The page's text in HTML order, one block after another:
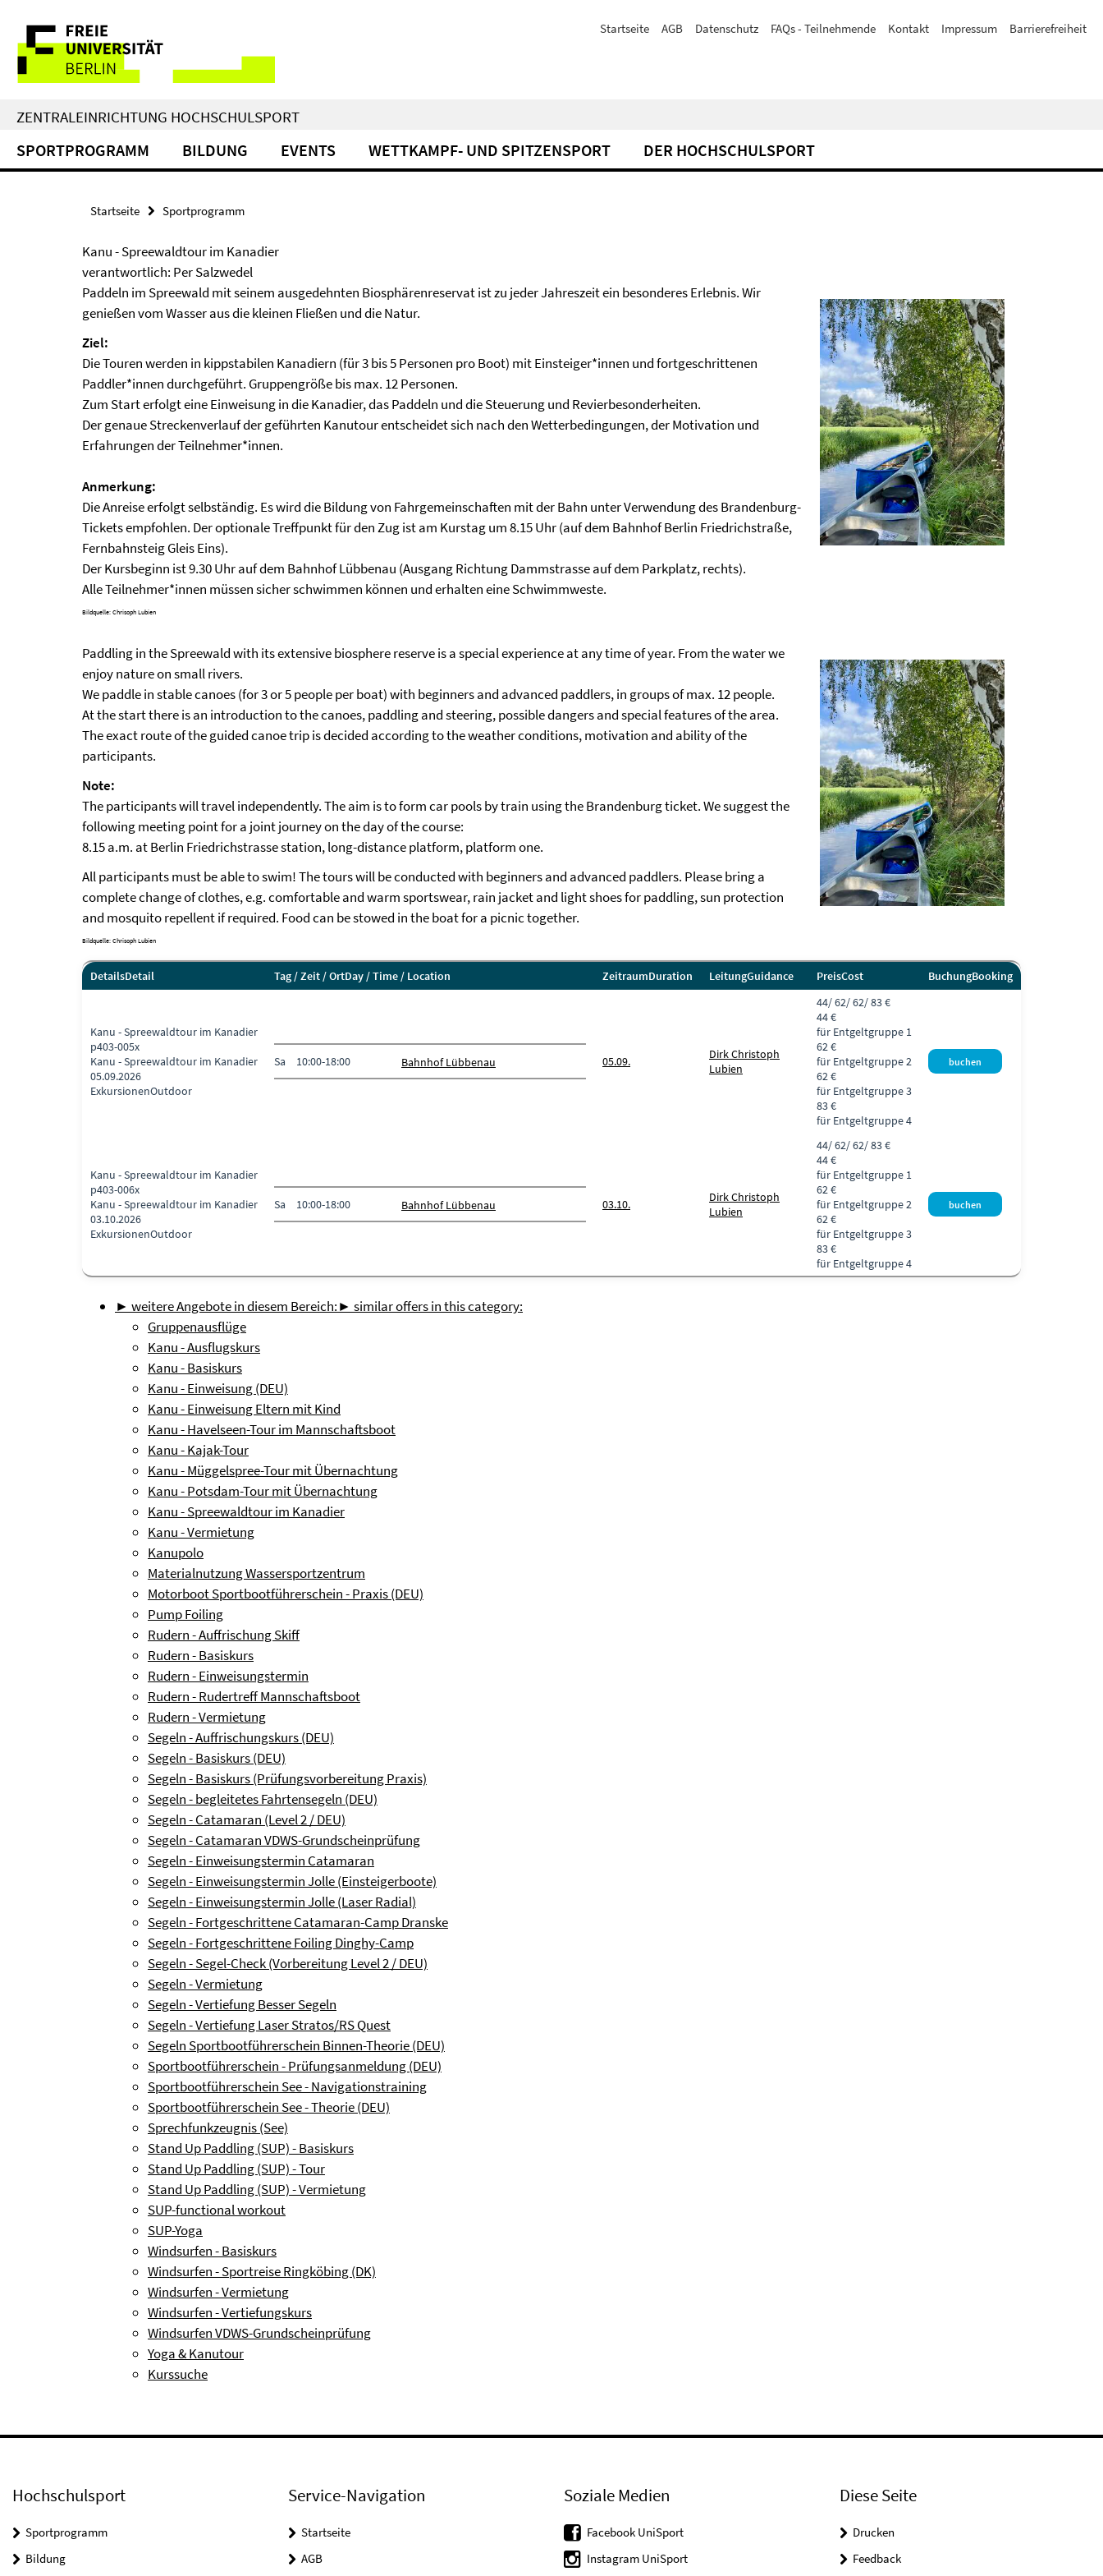
direkt
Inhalt
Service-
Navigation
Startseite AGB Datenschutz FAQs - Teilnehmende Kontakt Impressum Barrierefreiheit
ZENTRALEINRICHTUNG HOCHSCHULSPORT
SPORTPROGRAMM BILDUNG EVENTS WETTKAMPF- UND SPITZENSPORT DER HOCHSCHULSPORT
Startseite Sportprogramm
Kanu - Spreewaldtour im Kanadier
verantwortlich: Per Salzwedel
Paddeln im Spreewald mit seinem ausgedehnten Biosphärenreservat ist zu jeder Jahreszeit ein besonderes Erlebnis. Wir
genießen vom Wasser aus die kleinen Fließen und die Natur.
Ziel:
Die Touren werden in kippstabilen Kanadiern (für 3 bis 5 Personen pro Boot) mit Einsteiger*innen und fortgeschrittenen
Paddler*innen durchgeführt. Gruppengröße bis max. 12 Personen.
Zum Start erfolgt eine Einweisung in die Kanadier, das Paddeln und die Steuerung und Revierbesonderheiten.
Der genaue Streckenverlauf der geführten Kanutour entscheidet sich nach den Wetterbedingungen, der Motivation und
Erfahrungen der Teilnehmer*innen.
Anmerkung:
Die Anreise erfolgt selbständig. Es wird die Bildung von Fahrgemeinschaften mit der Bahn unter Verwendung des Brandenburg-
Tickets empfohlen. Der optionale Treffpunkt für den Zug ist am Kurstag um 8.15 Uhr (auf dem Bahnhof Berlin Friedrichstraße,
Fernbahnsteig Gleis Eins).
Der Kursbeginn ist 9.30 Uhr auf dem Bahnhof Lübbenau (Ausgang Richtung Dammstrasse auf dem Parkplatz, rechts).
Alle Teilnehmer*innen müssen sicher schwimmen können und erhalten eine Schwimmweste.
Bildquelle: Chrisoph Lubien
Paddling in the Spreewald with its extensive biosphere reserve is a special experience at any time of year. From the water we
enjoy nature on small rivers.
We paddle in stable canoes (for 3 or 5 people per boat) with beginners and advanced paddlers, in groups of max. 12 people.
At the start there is an introduction to the canoes, paddling and steering, possible dangers and special features of the area.
The exact route of the guided canoe trip is decided according to the weather conditions, motivation and ability of the
participants.
Note:
The participants will travel independently. The aim is to form car pools by train using the Brandenburg ticket. We suggest the
following meeting point for a joint journey on the day of the course:
8.15 a.m. at Berlin Friedrichstrasse station, long-distance platform, platform one.
All participants must be able to swim! The tours will be conducted with beginners and advanced paddlers. Please bring a
complete change of clothes, e.g. comfortable and warm sportswear, rain jacket and light shoes for paddling, sun protection
and mosquito repellent if required. Food can be stowed in the boat for a picnic together.
Bildquelle: Chrisoph Lubien
DetailsDetail Tag / Zeit / OrtDay / Time / Location ZeitraumDuration LeitungGuidance PreisCost BuchungBooking
Kanu - Spreewaldtour im Kanadier
p403-005x
Kanu - Spreewaldtour im Kanadier
05.09.2026
ExkursionenOutdoor
Sa 10:00-18:00 Bahnhof Lübbenau 05.09.
Dirk Christoph
Lubien
44/ 62/ 62/ 83 €
44 €
für Entgeltgruppe 1
62 €
für Entgeltgruppe 2
62 €
für Entgeltgruppe 3
83 €
für Entgeltgruppe 4
Kanu - Spreewaldtour im Kanadier
p403-006x
Kanu - Spreewaldtour im Kanadier
03.10.2026
ExkursionenOutdoor
Sa 10:00-18:00 Bahnhof Lübbenau 03.10.
Dirk Christoph
Lubien
44/ 62/ 62/ 83 €
44 €
für Entgeltgruppe 1
62 €
für Entgeltgruppe 2
62 €
für Entgeltgruppe 3
83 €
für Entgeltgruppe 4
► weitere Angebote in diesem Bereich:► similar offers in this category:
Gruppenausflüge
Kanu - Ausflugskurs
Kanu - Basiskurs
Kanu - Einweisung (DEU)
Kanu - Einweisung Eltern mit Kind
Kanu - Havelseen-Tour im Mannschaftsboot
Kanu - Kajak-Tour
Kanu - Müggelspree-Tour mit Übernachtung
Kanu - Potsdam-Tour mit Übernachtung
Kanu - Spreewaldtour im Kanadier
Kanu - Vermietung
Kanupolo
Materialnutzung Wassersportzentrum
Motorboot Sportbootführerschein - Praxis (DEU)
Pump Foiling
Rudern - Auffrischung Skiff
Rudern - Basiskurs
Rudern - Einweisungstermin
Rudern - Rudertreff Mannschaftsboot
Rudern - Vermietung
Segeln - Auffrischungskurs (DEU)
Segeln - Basiskurs (DEU)
Segeln - Basiskurs (Prüfungsvorbereitung Praxis)
Segeln - begleitetes Fahrtensegeln (DEU)
Segeln - Catamaran (Level 2 / DEU)
Segeln - Catamaran VDWS-Grundscheinprüfung
Segeln - Einweisungstermin Catamaran
Segeln - Einweisungstermin Jolle (Einsteigerboote)
Segeln - Einweisungstermin Jolle (Laser Radial)
Segeln - Fortgeschrittene Catamaran-Camp Dranske
Segeln - Fortgeschrittene Foiling Dinghy-Camp
Segeln - Segel-Check (Vorbereitung Level 2 / DEU)
Segeln - Vermietung
Segeln - Vertiefung Besser Segeln
Segeln - Vertiefung Laser Stratos/RS Quest
Segeln Sportbootführerschein Binnen-Theorie (DEU)
Sportbootführerschein - Prüfungsanmeldung (DEU)
Sportbootführerschein See - Navigationstraining
Sportbootführerschein See - Theorie (DEU)
Sprechfunkzeugnis (See)
Stand Up Paddling (SUP) - Basiskurs
Stand Up Paddling (SUP) - Tour
Stand Up Paddling (SUP) - Vermietung
SUP-functional workout
SUP-Yoga
Windsurfen - Basiskurs
Windsurfen - Sportreise Ringköbing (DK)
Windsurfen - Vermietung
Windsurfen - Vertiefungskurs
Windsurfen VDWS-Grundscheinprüfung
Yoga & Kanutour
Kurssuche
Hochschulsport
Sportprogramm
Bildung
Service-Navigation
Startseite
AGB
Soziale Medien
Facebook UniSport
Instagram UniSport
Diese Seite
Drucken
Feedback